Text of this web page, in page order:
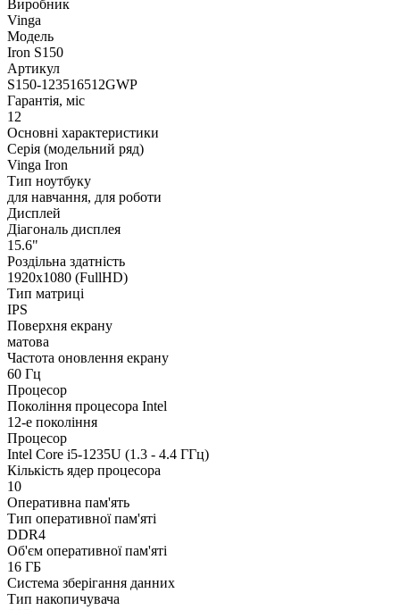
Виробник
Vinga
Модель
Iron S150
Артикул
S150-123516512GWP
Гарантія, міс
12
Основні характеристики
Серія (модельний ряд)
Vinga Iron
Тип ноутбуку
для навчання, для роботи
Дисплей
Діагональ дисплея
15.6"
Роздільна здатність
1920х1080 (FullHD)
Тип матриці
IPS
Поверхня екрану
матова
Частота оновлення екрану
60 Гц
Процесор
Покоління процесора Intel
12-е покоління
Процесор
Intel Core i5-1235U (1.3 - 4.4 ГГц)
Кількість ядер процесора
10
Оперативна пам'ять
Тип оперативної пам'яті
DDR4
Об'єм оперативної пам'яті
16 ГБ
Система зберігання данних
Тип накопичувача